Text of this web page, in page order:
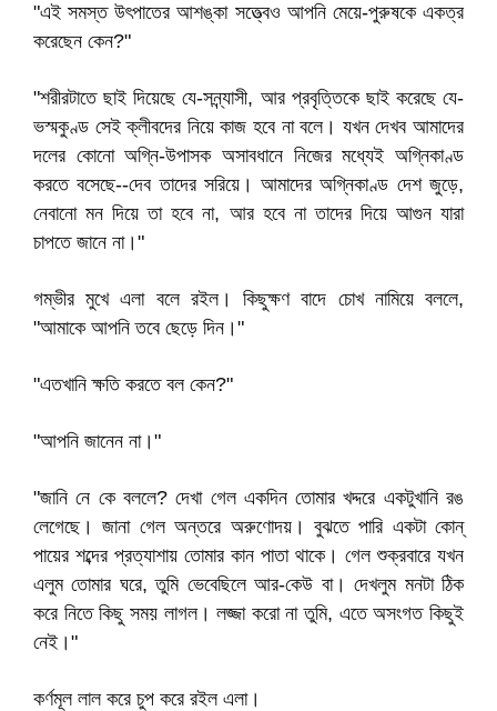
"এই সমস্ত উৎপাতের আশঙ্কা সত্ত্বেও আপনি মেয়ে-পুরুষকে একত্র
করেছেন কেন?"
"শরীরটাতে ছাই দিয়েছে যে-সন্ন্যাসী, আর প্রবৃত্তিকে ছাই করেছে যে-
ভস্মকুণ্ড সেই ক্লীবদের নিয়ে কাজ হবে না বলে। যখন দেখব আমাদের
দলের কোনো অগ্নি-উপাসক অসাবধানে নিজের মধ্যেই অগ্নিকাণ্ড
করতে বসেছে--দেব তাদের সরিয়ে। আমাদের অগ্নিকাণ্ড দেশ জুড়ে,
নেবানো মন দিয়ে তা হবে না, আর হবে না তাদের দিয়ে আগুন যারা
চাপতে জানে না।"
গম্ভীর মুখে এলা বলে রইল। কিছুক্ষণ বাদে চোখ নামিয়ে বললে,
"আমাকে আপনি তবে ছেড়ে দিন।"
"এতখানি ক্ষতি করতে বল কেন?"
"আপনি জানেন না।"
"জানি নে কে বললে? দেখা গেল একদিন তোমার খদ্দরে একটুখানি রঙ
লেগেছে। জানা গেল অন্তরে অরুণোদয়। বুঝতে পারি একটা কোন্‌
পায়ের শব্দের প্রত্যাশায় তোমার কান পাতা থাকে। গেল শুক্রবারে যখন
এলুম তোমার ঘরে, তুমি ভেবেছিলে আর-কেউ বা। দেখলুম মনটা ঠিক
করে নিতে কিছু সময় লাগল। লজ্জা করো না তুমি, এতে অসংগত কিছুই
নেই।"
কর্ণমূল লাল করে চুপ করে রইল এলা।